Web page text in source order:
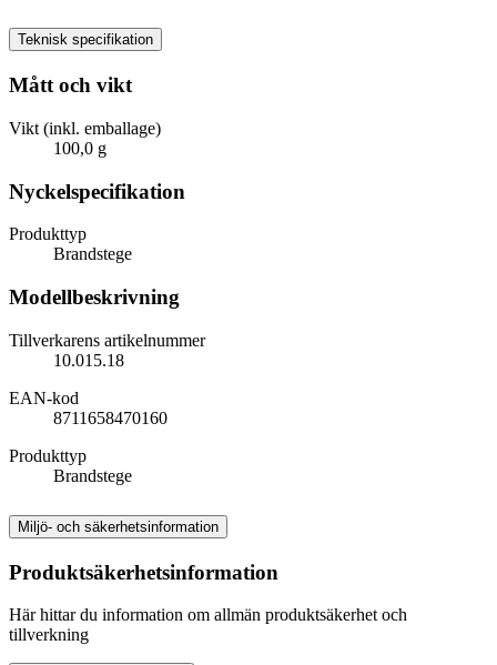
Teknisk specifikation
Mått och vikt
Vikt (inkl. emballage)
100,0 g
Nyckelspecifikation
Produkttyp
Brandstege
Modellbeskrivning
Tillverkarens artikelnummer
10.015.18
EAN-kod
8711658470160
Produkttyp
Brandstege
Miljö- och säkerhetsinformation
Produktsäkerhetsinformation
Här hittar du information om allmän produktsäkerhet och
tillverkning